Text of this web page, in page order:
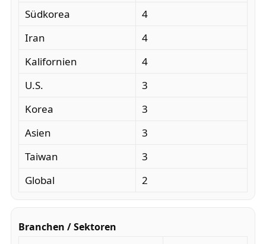
Südkorea
4
Iran
4
Kalifornien
4
U.S.
3
Korea
3
Asien
3
Taiwan
3
Global
2
Branchen / Sektoren